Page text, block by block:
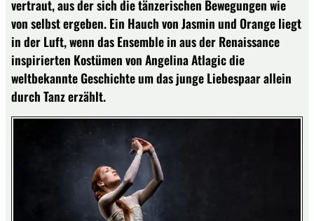
vertraut, aus der sich die tänzerischen Bewegungen wie
von selbst ergeben. Ein Hauch von Jasmin und Orange liegt
in der Luft, wenn das Ensemble in aus der Renaissance
inspirierten Kostümen von Angelina Atlagic die
weltbekannte Geschichte um das junge Liebespaar allein
durch Tanz erzählt.